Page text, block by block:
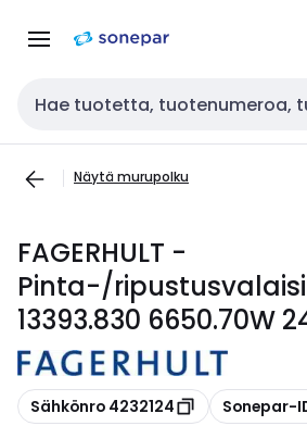
navigointiinsisältöön
Haku
Näytä murupolku
FAGERHULT -
Pinta-/
13393.830 6650.70W
Kopioi
Sähkönro 4232124 Kopioi
Sonepar-